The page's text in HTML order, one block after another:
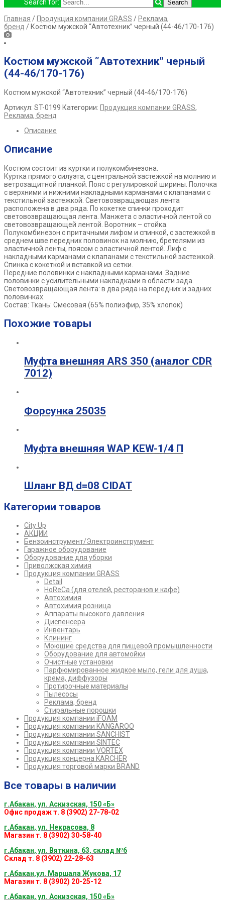
Search for:
Главная / Продукция компании GRASS / Реклама,
бренд / Костюм мужской “Автотехник” черный (44-46/170-176)
Костюм мужской “Автотехник” черный
(44-46/170-176)
Костюм мужской “Автотехник” черный (44-46/170-176)
Артикул: ST-0199 Категории: Продукция компании GRASS,
Реклама, бренд
Описание
Описание
Костюм состоит из куртки и полукомбинезона.
Куртка прямого силуэта, с центральной застежкой на молнию и
ветрозащитной планкой. Пояс с регулировкой ширины. Полочка
с верхними и нижними накладными карманами с клапанами с
текстильной застежкой. Световозвращающая лента
расположена в два ряда. По кокетке спинки проходит
световозвращающая лента. Манжета с эластичной лентой со
световозвращающей лентой. Воротник – стойка.
Полукомбинезон с притачными лифом и спинкой, с застежкой в
среднем шве передних половинок на молнию, бретелями из
эластичной ленты, поясом с эластичной лентой. Лиф с
накладными карманами с клапанами с текстильной застежкой.
Спинка с кокеткой и вставкой из сетки.
Передние половинки с накладными карманами. Задние
половинки с усилительными накладками в области зада.
Световозвращающая лента: в два ряда на передних и задних
половинках.
Состав: Ткань: Смесовая (65% полиэфир, 35% хлопок)
Похожие товары
Муфта внешняя ARS 350 (аналог CDR
7012)
Форсунка 25035
Муфта внешняя WAP KEW-1/4 П
Шланг ВД d=08 CIDAT
Категории товаров
City Up
АКЦИИ
Бензоинструмент/Электроинструмент
Гаражное оборудование
Оборудование для уборки
Приволжская химия
Продукция компании GRASS
Detail
HoReCa (для отелей, ресторанов и кафе)
Автохимия
Автохимия розница
Аппараты высокого давления
Диспенсера
Инвентарь
Клининг
Моющие средства для пищевой промышленности
Оборудование для автомойки
Очистные установки
Парфюмированное жидкое мыло, гели для душа,
крема, диффузоры
Протирочные материалы
Пылесосы
Реклама, бренд
Стиральные порошки
Продукция компании iFOAM
Продукция компании KANGAROO
Продукция компании SANCHIST
Продукция компании SINTEC
Продукция компании VORTEX
Продукция концерна KARCHER
Продукция торговой марки BRAND
Все товары в наличии
г.Абакан, ул. Аскизская, 150 «Б»
Офис продаж т. 8 (3902) 27-78-02
г.Абакан, ул. Некрасова, 8
Магазин т. 8 (3902) 30-58-40
г.Абакан, ул. Вяткина, 63, склад №6
Склад т. 8 (3902) 22-28-63
г.Абакан,ул. Маршала Жукова, 17
Магазин т. 8 (3902) 20-25-12
г.Абакан, ул. Аскизская, 150 «Б»